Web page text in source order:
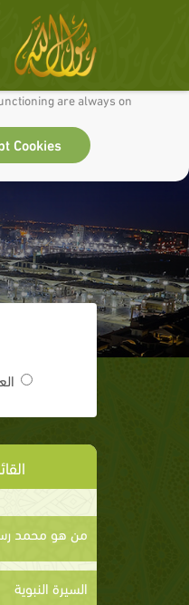
we can continually improve it.
are always on
Cookies
من هو محمد
السيرة النبوية